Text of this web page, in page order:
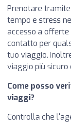
Prenotare
tempo e stress
accesso a offerte
contatto per
tuo viaggio.
viaggio più
Come posso
viaggi?
Controlla che